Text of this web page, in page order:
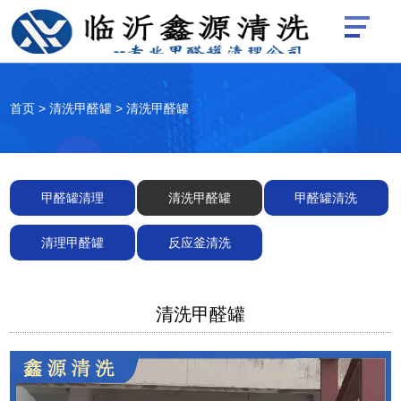
首页 >清洗甲醛罐 >清洗甲醛罐
甲醛罐清理 清洗甲醛罐 甲醛罐清洗
清理甲醛罐 反应釜清洗
清洗甲醛罐